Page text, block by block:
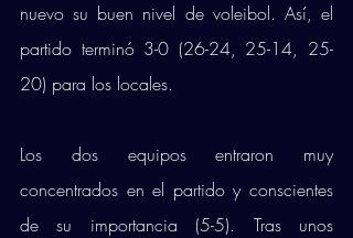
nuevo su buen nivel de voleibol. Así, el
partido terminó 3-0 (26-24, 25-14, 25-
20) para los locales.
Los dos equipos entraron muy
concentrados en el partido y conscientes
de su importancia (5-5). Tras unos